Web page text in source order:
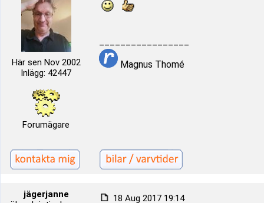
Här sen Nov 2002
Inlägg: 42447
Forumägare
Magnus Thomé
jägerjanne
18 Aug 2017 19:14